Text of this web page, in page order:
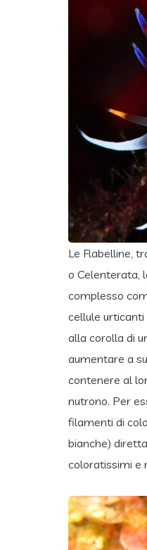
Le Flabelline,
o Celenterata,
complesso
cellule
alla corolla di
aumentare a
contenere al
nutrono. Per
filamenti di
bianche)
coloratissimi e